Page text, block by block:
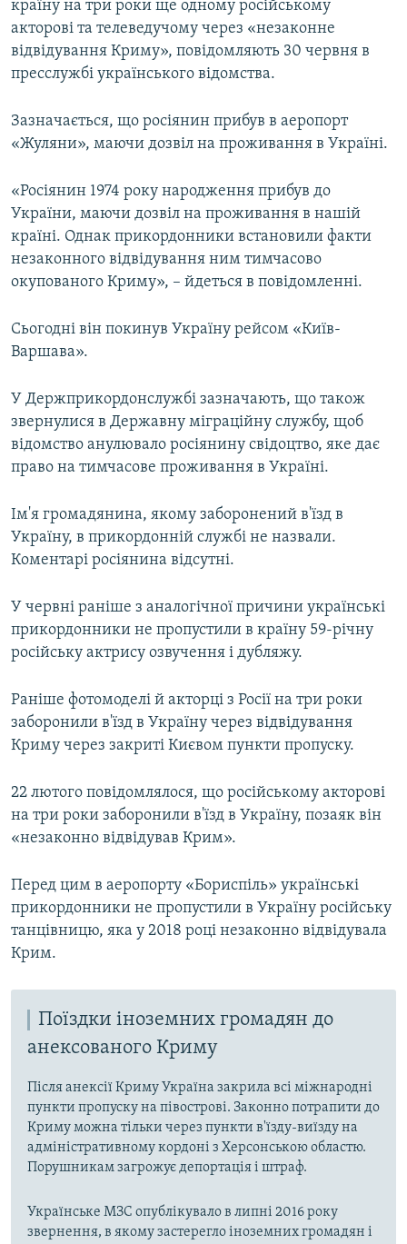
Усі сайти RFE/RL
країну на три роки ще одному російському
акторові та телеведучому через «незаконне
відвідування Криму», повідомляють 30 червня в
пресслужбі українського відомства.
Зазначається, що росіянин прибув в аеропорт
«Жуляни», маючи дозвіл на проживання в Україні.
«Росіянин 1974 року народження прибув до
України, маючи дозвіл на проживання в нашій
країні. Однак прикордонники встановили факти
незаконного відвідування ним тимчасово
окупованого Криму», – йдеться в повідомленні.
Сьогодні він покинув Україну рейсом «Київ-
Варшава».
У Держприкордонслужбі зазначають, що також
звернулися в Державну міграційну службу, щоб
відомство анулювало росіянину свідоцтво, яке дає
право на тимчасове проживання в Україні.
Ім'я громадянина, якому заборонений в'їзд в
Україну, в прикордонній службі не назвали.
Коментарі росіянина відсутні.
У червні раніше з аналогічної причини українські
прикордонники не пропустили в країну 59-річну
російську актрису озвучення і дубляжу.
Раніше фотомоделі й акторці з Росії на три роки
заборонили в'їзд в Україну через відвідування
Криму через закриті Києвом пункти пропуску.
22 лютого повідомлялося, що російському акторові
на три роки заборонили в'їзд в Україну, позаяк він
«незаконно відвідував Крим».
Перед цим в аеропорту «Бориспіль» українські
прикордонники не пропустили в Україну російську
танцівницю, яка у 2018 році незаконно відвідувала
Крим.
Поїздки іноземних громадян до
анексованого Криму
Після анексії Криму Україна закрила всі міжнародні
пункти пропуску на півострові. Законно потрапити до
Криму можна тільки через пункти в'їзду-виїзду на
адміністративному кордоні з Херсонською областю.
Порушникам загрожує депортація і штраф.
Українське МЗС опублікувало в липні 2016 року
звернення, в якому застерегло іноземних громадян і